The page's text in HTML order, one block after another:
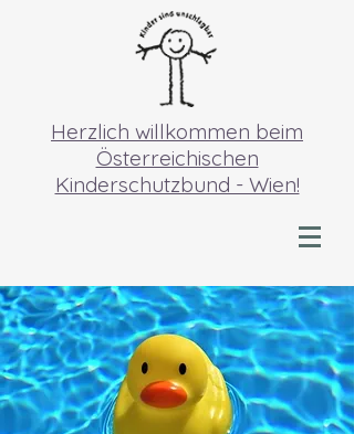
Herzlich willkommen beim
Österreichischen
Kinderschutzbund - Wien!